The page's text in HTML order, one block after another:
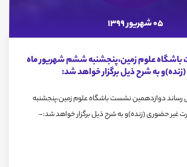
05 شهریور 1399
علوم زمین،پنجشنبه ششم شهریور ماه
به شرح ذیل برگزار خواهد شد:
رساند دوازدهمین نشست باشگاه علوم زمین،پنجشنبه
غیر حضوری (زنده)و به شرح ذیل برگزار خواهد شد:-